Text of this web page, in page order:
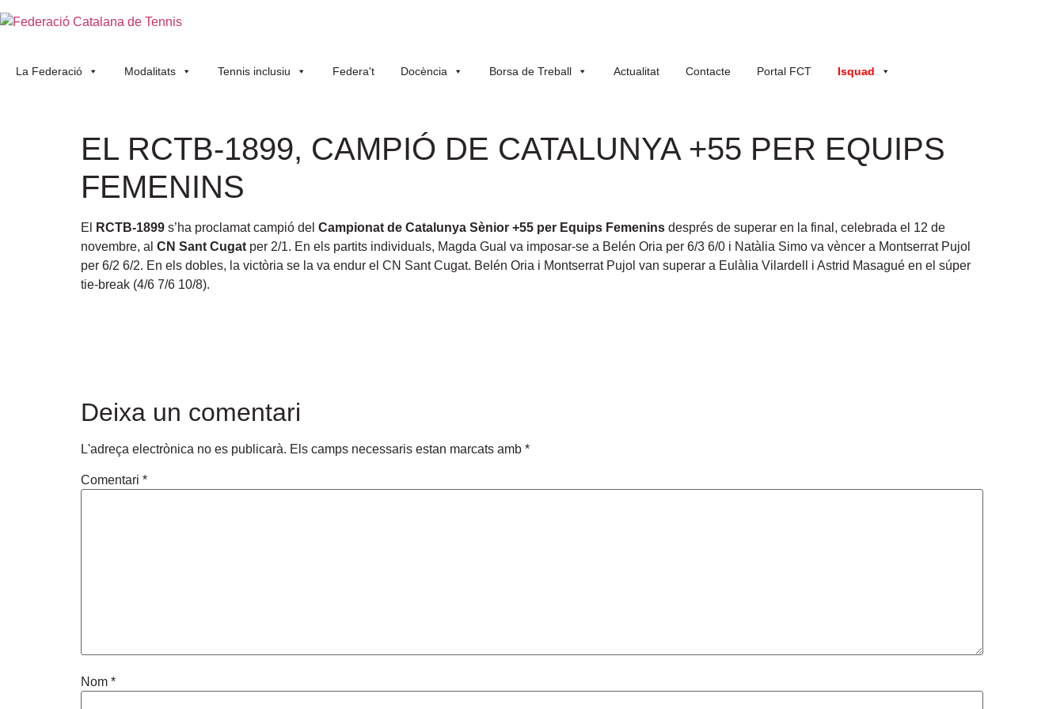
La Federació Modalitats Tennis inclusiu Federa't Docència Borsa de Treball Actualitat Contacte Portal FCT Isquad
EL RCTB-1899, CAMPIÓ DE CATALUNYA +55 PER EQUIPS
FEMENINS
El RCTB-1899 s’ha proclamat campió del Campionat de Catalunya Sènior +55 per Equips Femenins després de superar en la final, celebrada el 12 de
novembre, al CN Sant Cugat per 2/1. En els partits individuals, Magda Gual va imposar-se a Belén Oria per 6/3 6/0 i Natàlia Simo va vèncer a Montserrat Pujol
per 6/2 6/2. En els dobles, la victòria se la va endur el CN Sant Cugat. Belén Oria i Montserrat Pujol van superar a Eulàlia Vilardell i Astrid Masagué en el súper
tie-break (4/6 7/6 10/8).
Deixa un comentari
L'adreça electrònica no es publicarà. Els camps necessaris estan marcats amb *
Comentari *
Nom *